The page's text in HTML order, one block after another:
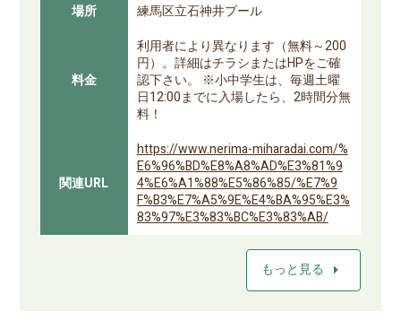
場所
練馬区立石神井プール
料金
利用者により異なります（無料～200
円）。詳細はチラシまたはHPをご確
認下さい。 ※小中学生は、毎週土曜
日12:00までに入場したら、2時間分無
料！
関連URL
https://www.nerima-miharadai.com/%
E6%96%BD%E8%A8%AD%E3%81%9
4%E6%A1%88%E5%86%85/%E7%9
F%B3%E7%A5%9E%E4%BA%95%E3%
83%97%E3%83%BC%E3%83%AB/
もっと見る arrow_right